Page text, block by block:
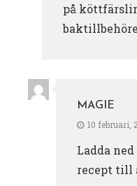
på
MAGIE
10 februari,
Ladda
recept till